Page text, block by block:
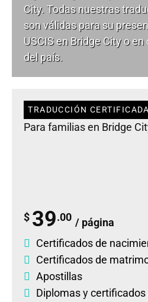
City. Todas nuestras
son válidas para su
USCIS en Bridge City o
del país.
TRADUCCIÓN CERTIFICADA
Para familias en Bridge
$ 39.00 / página
Certificados de
Certificados de
Apostillas
Diplomasy